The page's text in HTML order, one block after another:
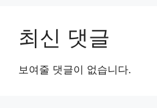
최신 댓글
보여줄 댓글이 없습니다.